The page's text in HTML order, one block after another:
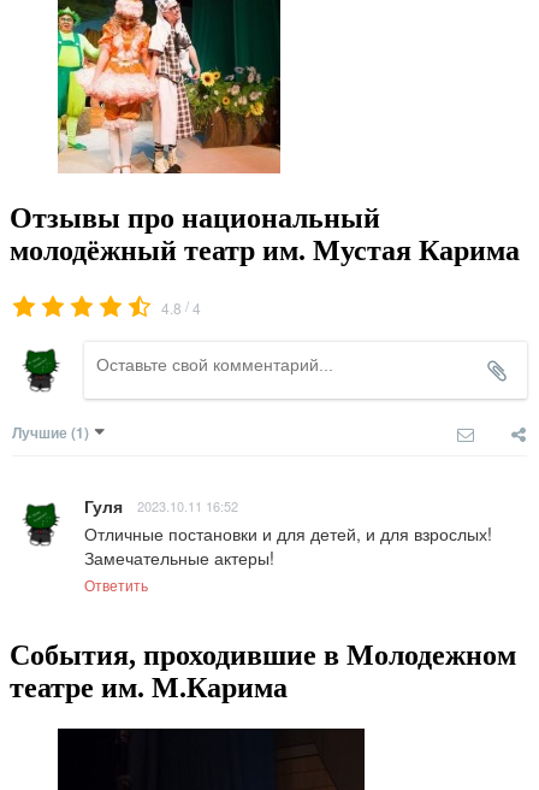
Отзывы про национальный
молодёжный театр им. Мустая Карима
4.8 /4
Лучшие (1)
Гуля 2023.10.11 16:52
Отличные постановки и для детей, и для взрослых!
Замечательные актеры!
Ответить
События, проходившие в Молодежном
театре им. М.Карима